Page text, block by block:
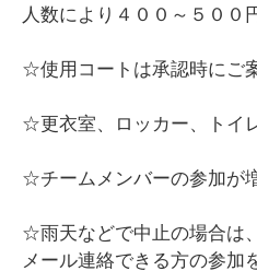
人数により４００～５００
☆使用コートは承認時にご
☆更衣室、ロッカー、トイ
☆チームメンバーの参加が
☆雨天などで中止の場合は
メール連絡できる方の参加